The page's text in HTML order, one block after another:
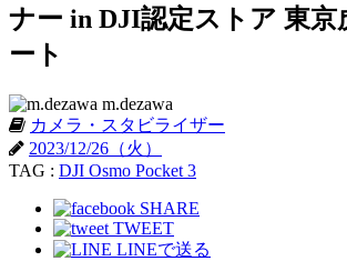
ナー in DJI認定ストア 東京
ート
m.dezawa
カメラ・スタビライザー
2023/12/26（火）
TAG : DJI Osmo Pocket 3
SHARE
TWEET
LINEで送る